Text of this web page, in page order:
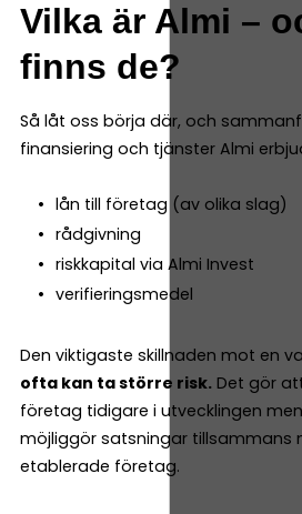
Vilka är Almi –
finns de?
Så låt oss börja där, och
finansiering och tjänster Almi
lån till företag (av olika slag)
rådgivning
riskkapital via Almi Invest
verifieringsmedel
Den viktigaste skillnaden mot en
ofta kan ta större risk. Det gör
företag tidigare i utvecklingen
möjliggör satsningar tillsammans
etablerade företag.